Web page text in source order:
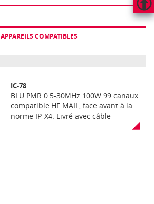
HAUT
DE
APPAREILS COMPATIBLES
IC-78
BLU PMR 0.5-30MHz 100W 99 canaux
compatible HF MAIL, face avant à la
norme IP-X4. Livré avec câble